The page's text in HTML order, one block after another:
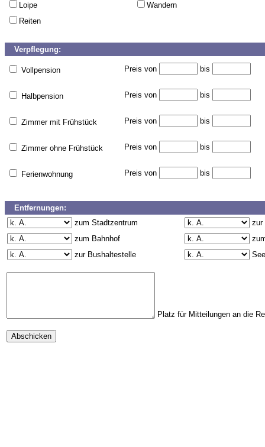
Loipe
Wandern
Reiten
Verpflegung:
Vollpension Preis von bis
Halbpension Preis von bis
Zimmer mit Frühstück Preis von bis
Zimmer ohne Frühstück Preis von bis
Ferienwohnung Preis von bis
Entfernungen:
zum Stadtzentrum
zur
zum Bahnhof
zur Bushaltestelle
See
Platz für Mitteilungen an die